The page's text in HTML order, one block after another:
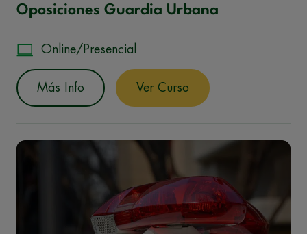
Oposiciones Guardia Urbana
Online/Presencial
Más Info Ver Curso